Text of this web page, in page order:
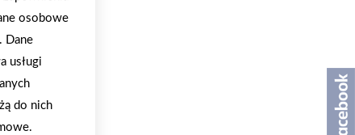
osobowe
Dane
usługi
do nich